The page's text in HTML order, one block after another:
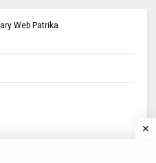
Web Patrika